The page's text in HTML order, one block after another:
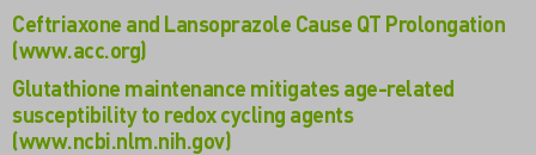
Ceftriaxone and Lansoprazole Cause QT Prolongation
(www.acc.org)
Glutathione maintenance mitigates age-related
susceptibility to redox cycling agents
(www.ncbi.nlm.nih.gov)